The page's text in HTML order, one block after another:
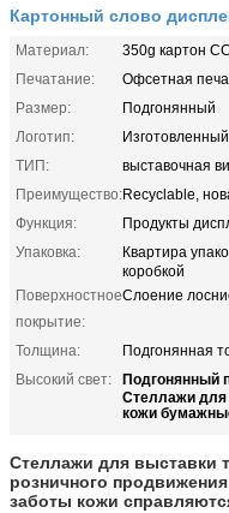
Картонный слово
Материал:
350g картон
Печатание:
Офсетная
Размер:
Подгонянный
Логотип:
ТИП:
выставочная
Преимущество:Recyclable,
Функция:
Продукты
Упаковка:
Квартира
коробкой
Поверхностное
покрытие:
Слоение
Толщина:
Подгонянная
Высокий свет:
Подгонянный
Стеллажи для
кожи
Стеллажи для выставки
розничного
заботы кожи